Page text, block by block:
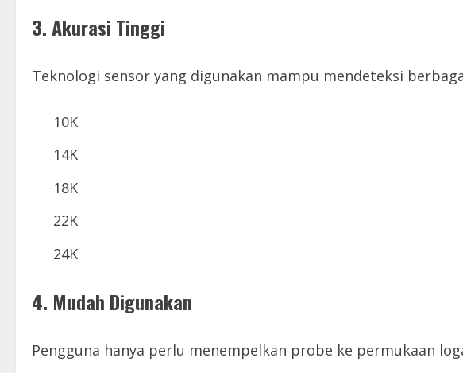
3. Akurasi Tinggi
Teknologi sensor yang digunakan mampu mendeteksi
10K
14K
18K
22K
24K
4. Mudah Digunakan
Pengguna hanya perlu menempelkan probe ke permukaan